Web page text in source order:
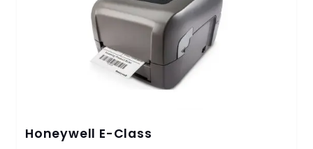
Honeywell E-Class